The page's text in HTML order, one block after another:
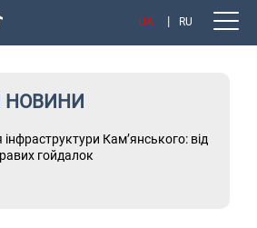
UA RU
НОВИНИ
Кам’янського: від
гойдалок